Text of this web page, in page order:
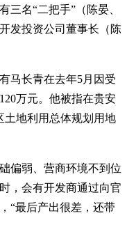
三名“二把手”（陈晏、
发投资公司董事长（陈
马长青在去年5月因受
万元。他被指在贵安
土地利用总体规划用地
偏弱、营商环境不到位
，会有开发商通过向官
“最后产出很差，还带